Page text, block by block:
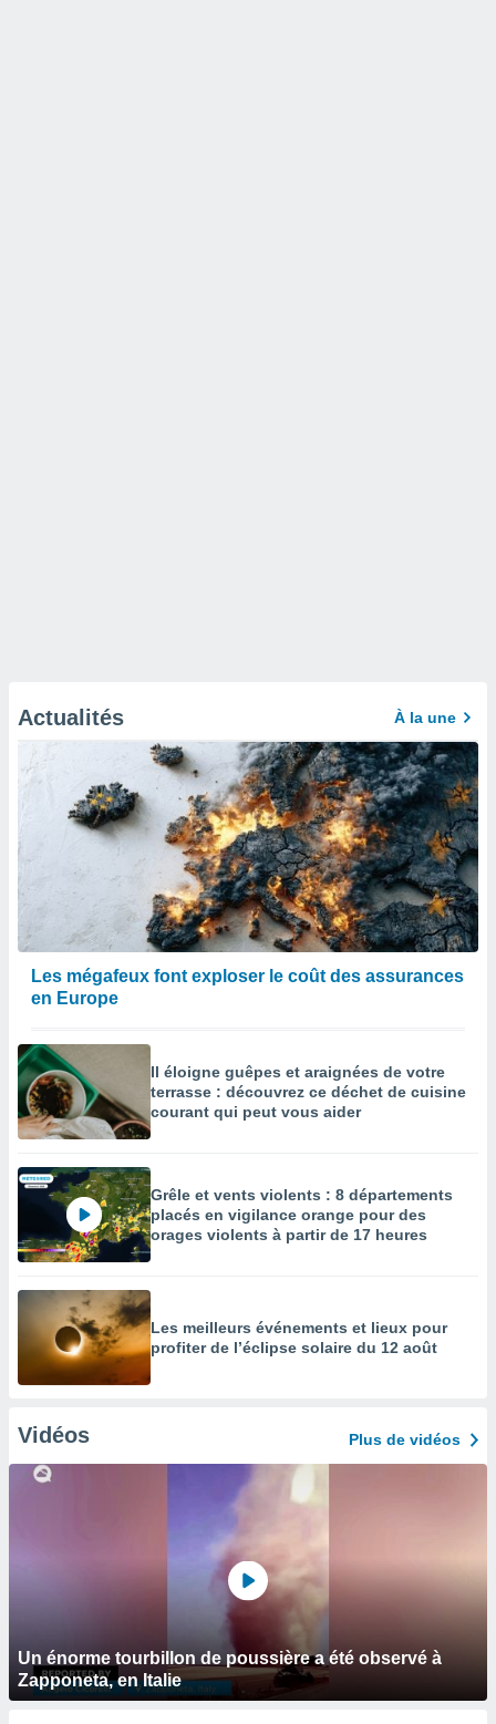
Actualités À la une
Les mégafeux font exploser le coût des assurances
en Europe
Il éloigne guêpes et araignées de votre
terrasse : découvrez ce déchet de cuisine
courant qui peut vous aider
Grêle et vents violents : 8 départements
placés en vigilance orange pour des
orages violents à partir de 17 heures
Les meilleurs événements et lieux pour
profiter de l’éclipse solaire du 12 août
Vidéos Plus de vidéos
Un énorme tourbillon de poussière a été observé à
Zapponeta, en Italie